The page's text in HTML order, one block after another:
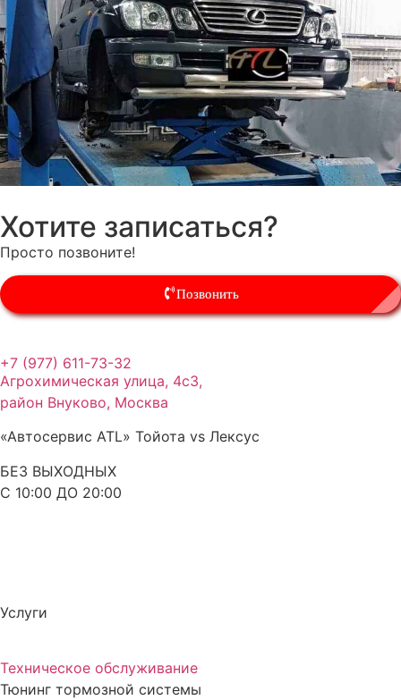
Хотите записаться?
Просто позвоните!
Позвонить
+7 (977) 611-73-32
Агрохимическая улица, 4с3,
район Внуково, Москва
«Автосервис ATL» Тойота vs Лексус
БЕЗ ВЫХОДНЫХ
С 10:00 ДО 20:00
Услуги
Техническое обслуживание
Тюнинг тормозной системы